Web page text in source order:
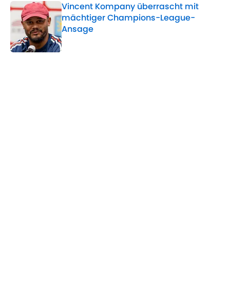
Vincent Kompany überrascht mit
mächtiger Champions-League-
Ansage
Published by on Invalid Date